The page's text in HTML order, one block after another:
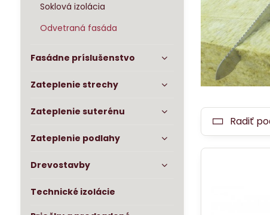
Radiť
Soklová izolácia
Odvetraná fasáda
Fasádne príslušenstvo
Zateplenie strechy
Zateplenie suterénu
Zateplenie podlahy
Drevostavby
Technické izolácie